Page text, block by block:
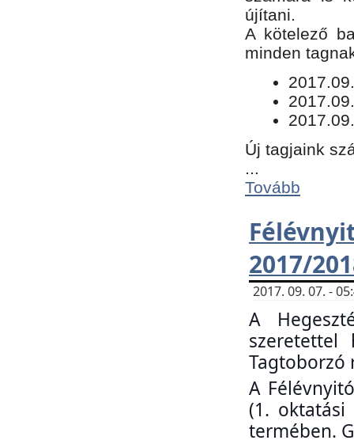
újítani.
​A kötelező
minden
Új tagjaink
Tovább
2017/
2017. 09. 07. -
A
Tagtoborzó
A
(1. oktatási
termében.